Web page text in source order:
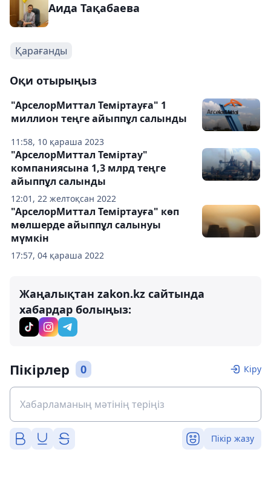
Аида Тақабаева
Қарағанды
Оқи отырыңыз
11:58, 10 қараша 2023
"АрселорМиттал Теміртауға" 1
миллион теңге айыппұл салынды
12:01, 22 желтоқсан 2022
"АрселорМиттал Теміртау"
компаниясына 1,3 млрд теңге
айыппұл салынды
17:57, 04 қараша 2022
"АрселорМиттал Теміртауға" көп
мөлшерде айыппұл салынуы
мүмкін
Жаңалықтан zakon.kz сайтында
хабардар болыңыз:
Пікірлер 0 Кіру
Пікір жазу